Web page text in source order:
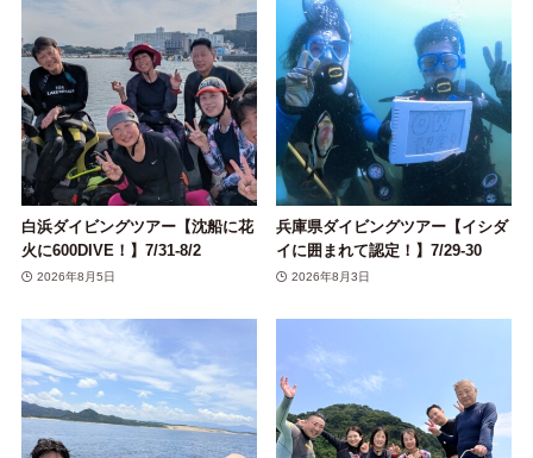
白浜ダイビングツアー【沈船に花
火に600DIVE！】7/31-8/2
2026年8月5日
兵庫県ダイビングツアー【イシダ
イに囲まれて認定！】7/29-30
2026年8月3日